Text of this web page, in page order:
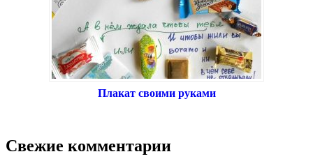
Плакат своими руками
Свежие комментарии